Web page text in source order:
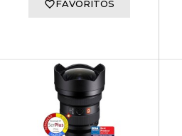
FAVORITOS